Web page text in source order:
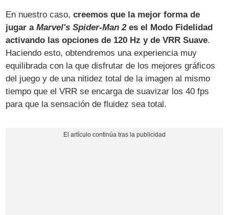
En nuestro caso,creemos que la mejor forma de
jugar aMarvel's Spider-Man 2es el Modo Fidelidad
activando las opciones de 120 Hz y de VRR Suave.
Haciendo esto, obtendremos una experiencia muy
equilibrada con la que disfrutar de los mejores gráficos
del juego y de una nitidez total de la imagen al mismo
tiempo que el VRR se encarga de suavizar los 40 fps
para que la sensación de fluidez sea total.